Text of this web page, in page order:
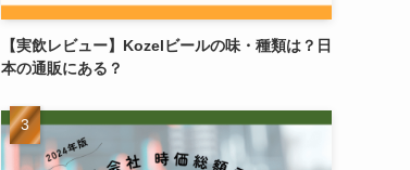
【実飲レビュー】Kozelビールの味・種類は？日
本の通販にある？